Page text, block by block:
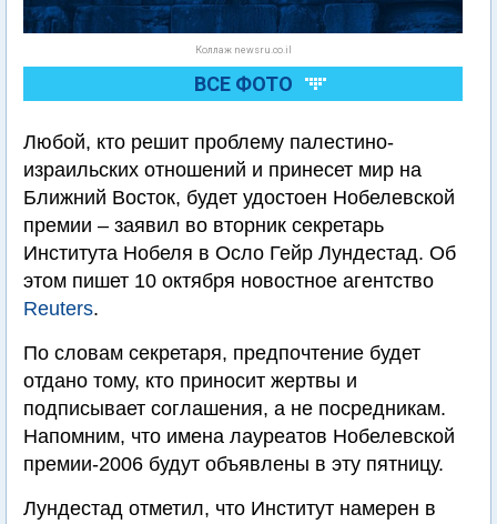
Коллаж newsru.co.il
ВСЕ ФОТО
Любой, кто решит проблему палестино-
израильских отношений и принесет мир на
Ближний Восток, будет удостоен Нобелевской
премии – заявил во вторник секретарь
Института Нобеля в Осло Гейр Лундестад. Об
этом пишет 10 октября новостное агентство
Reuters.
По словам секретаря, предпочтение будет
отдано тому, кто приносит жертвы и
подписывает соглашения, а не посредникам.
Напомним, что имена лауреатов Нобелевской
премии-2006 будут объявлены в эту пятницу.
Лундестад отметил, что Институт намерен в